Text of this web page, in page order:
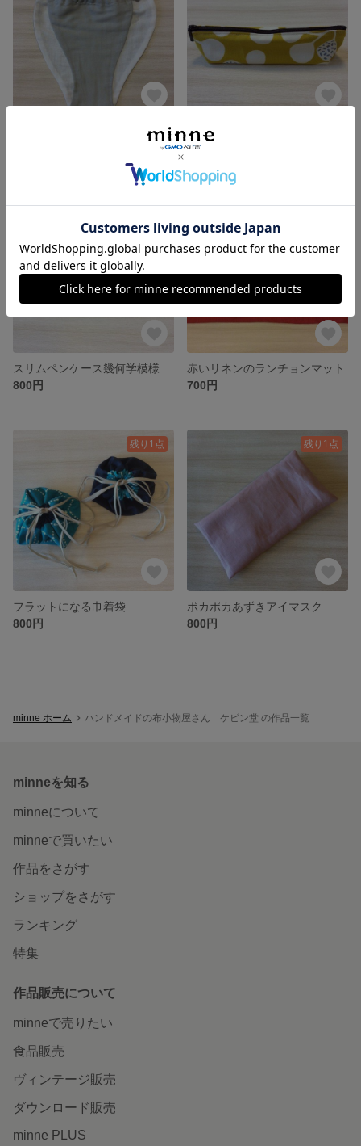
800円
残り1点
スリムペンケース幾何学模様
800円
赤いリネンのランチョンマット
700円
残り1点
フラットになる巾着袋
800円
残り1点
ポカポカあずきアイマスク
800円
minne ホーム ハンドメイドの布小物屋さん ケビン堂 の作品一覧
minneを知る
minneについて
minneで買いたい
作品をさがす
ショップをさがす
ランキング
特集
作品販売について
minneで売りたい
食品販売
ヴィンテージ販売
ダウンロード販売
minne PLUS